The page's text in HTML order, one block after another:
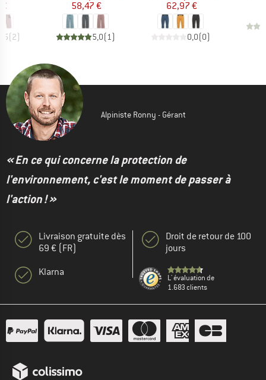
(2)
58,47 €
5,0(1)
62,97 €
0,0(0)
Alpiniste Ronny - Gérant
« En ce qui concerne la protection de
l'environnement, c'est le moment de passer à
l'action ! »
Livraison gratuite dès
69 € (FR)
Klarna
Droit de retour de 100
jours
L' évaluation de
1.683 clients